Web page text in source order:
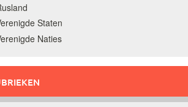
Staten
Naties